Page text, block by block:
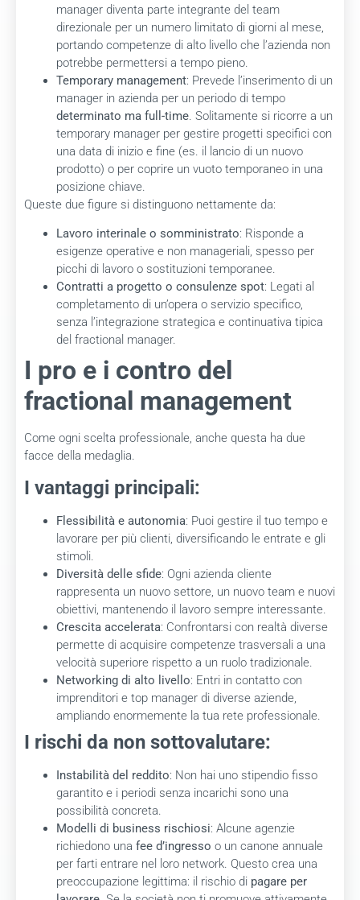
manager diventa parte integrante del team
direzionale per un numero limitato di giorni al mese,
portando competenze di alto livello che l’azienda non
potrebbe permettersi a tempo pieno.
Temporary management: Prevede l’inserimento di un
manager in azienda per un periodo di tempo
determinato ma full-time. Solitamente si ricorre a un
temporary manager per gestire progetti specifici con
una data di inizio e fine (es. il lancio di un nuovo
prodotto) o per coprire un vuoto temporaneo in una
posizione chiave.
Queste due figure si distinguono nettamente da:
Lavoro interinale o somministrato: Risponde a
esigenze operative e non manageriali, spesso per
picchi di lavoro o sostituzioni temporanee.
Contratti a progetto o consulenze spot: Legati al
completamento di un’opera o servizio specifico,
senza l’integrazione strategica e continuativa tipica
del fractional manager.
I pro e i contro del
fractional management
Come ogni scelta professionale, anche questa ha due
facce della medaglia.
I vantaggi principali:
Flessibilità e autonomia: Puoi gestire il tuo tempo e
lavorare per più clienti, diversificando le entrate e gli
stimoli.
Diversità delle sfide: Ogni azienda cliente
rappresenta un nuovo settore, un nuovo team e nuovi
obiettivi, mantenendo il lavoro sempre interessante.
Crescita accelerata: Confrontarsi con realtà diverse
permette di acquisire competenze trasversali a una
velocità superiore rispetto a un ruolo tradizionale.
Networking di alto livello: Entri in contatto con
imprenditori e top manager di diverse aziende,
ampliando enormemente la tua rete professionale.
I rischi da non sottovalutare:
Instabilità del reddito: Non hai uno stipendio fisso
garantito e i periodi senza incarichi sono una
possibilità concreta.
Modelli di business rischiosi: Alcune agenzie
richiedono una fee d’ingresso o un canone annuale
per farti entrare nel loro network. Questo crea una
preoccupazione legittima: il rischio di pagare per